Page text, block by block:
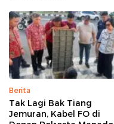
Berita
Tak Lagi Bak Tiang
Jemuran, Kabel FO di